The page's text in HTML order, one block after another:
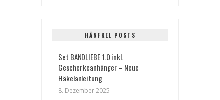
HÄNFKEL POSTS
Set BANDLIEBE 1.0 inkl.
Geschenkeanhänger – Neue
Häkelanleitung
8. Dezember 2025